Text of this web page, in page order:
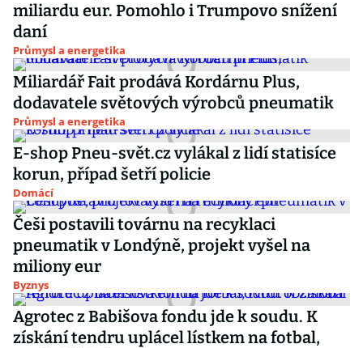
miliardu eur. Pomohlo i Trumpovo snížení
daní
Průmysl a energetika
Miliardář Fait prodává Kordárnu Plus,
dodavatele světových výrobců pneumatik
Průmysl a energetika
E-shop Pneu-svět.cz vylákal z lidí statisíce
korun, případ šetří policie
Domácí
Češi postavili továrnu na recyklaci
pneumatik v Londýně, projekt vyšel na
miliony eur
Byznys
Agrotec z Babišova fondu jde k soudu. K
získání tendru uplácel lístkem na fotbal,